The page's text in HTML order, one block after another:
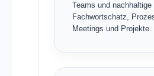
Teams und nachhaltige
Fachwortschatz,
Meetings und Projekte.